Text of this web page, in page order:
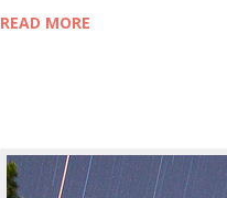
READ MORE